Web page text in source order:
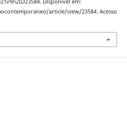
Disponível em:
article/view/23584. Acesso